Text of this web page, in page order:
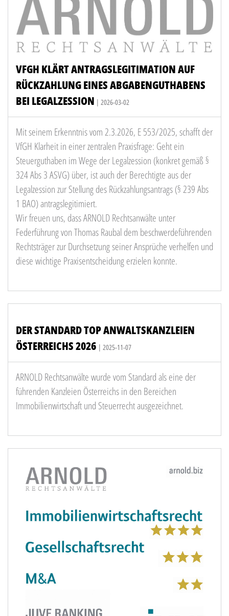
VFGH KLÄRT ANTRAGSLEGITIMATION AUF
RÜCKZAHLUNG EINES ABGABENGUTHABENS
BEI LEGALZESSION | 2026-03-02
Mit seinem Erkenntnis vom 2.3.2026, E 553/2025, schafft der
VfGH Klarheit in einer zentralen Praxisfrage: Geht ein
Steuerguthaben im Wege der Legalzession (konkret gemäß §
324 Abs 3 ASVG) über, ist auch der Berechtigte aus der
Legalzession zur Stellung des Rückzahlungsantrags (§ 239 Abs
1 BAO) antragslegitimiert.
Wir freuen uns, dass ARNOLD Rechtsanwälte unter
Federführung von Thomas Raubal dem beschwerdeführenden
Rechtsträger zur Durchsetzung seiner Ansprüche verhelfen und
diese wichtige Praxisentscheidung erzielen konnte.
DER STANDARD TOP ANWALTSKANZLEIEN
ÖSTERREICHS 2026 | 2025-11-07
ARNOLD Rechtsanwälte wurde vom Standard als eine der
führenden Kanzleien Österreichs in den Bereichen
Immobilienwirtschaft und Steuerrecht ausgezeichnet.